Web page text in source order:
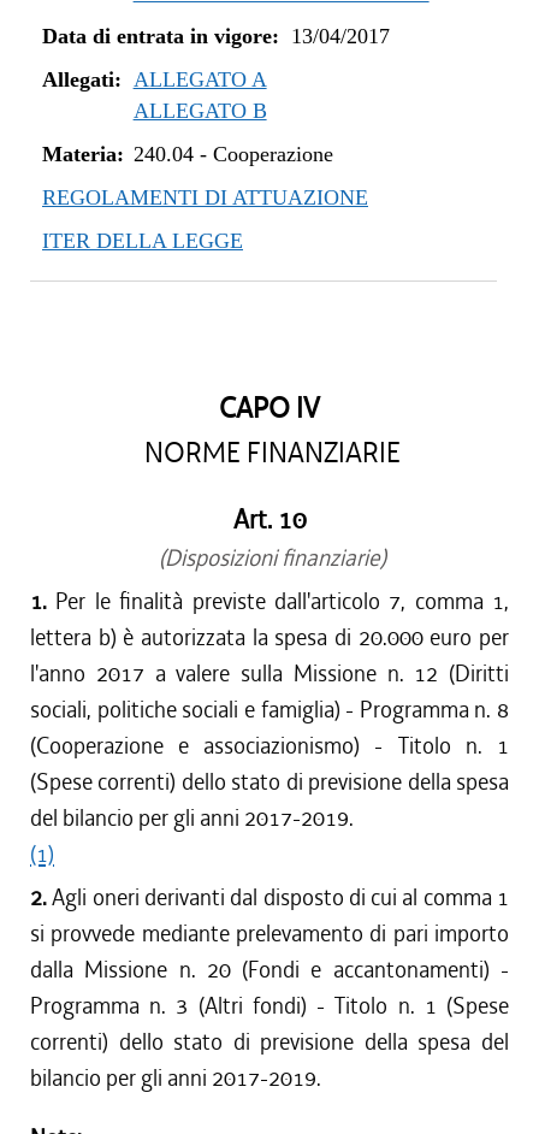
Data di entrata in vigore: 13/04/2017
Allegati: ALLEGATO A
ALLEGATO B
Materia: 240.04- Cooperazione
REGOLAMENTI DI ATTUAZIONE
ITER DELLA LEGGE
CAPO IV
NORME FINANZIARIE
Art. 10
(Disposizioni finanziarie)
1. Per le finalità previste dall'articolo 7, comma 1,
lettera b) è autorizzata la spesa di 20.000 euro per
l'anno 2017 a valere sulla Missione n. 12 (Diritti
sociali, politiche sociali e famiglia) - Programma n. 8
(Cooperazione e associazionismo) - Titolo n. 1
(Spese correnti) dello stato di previsione della spesa
del bilancio per gli anni 2017-2019.
(1)
2.Agli oneri derivanti dal disposto di cui al comma 1
si provvede mediante prelevamento di pari importo
dalla Missione n. 20 (Fondi e accantonamenti) -
Programma n. 3 (Altri fondi) - Titolo n. 1 (Spese
correnti) dello stato di previsione della spesa del
bilancio per gli anni 2017-2019.